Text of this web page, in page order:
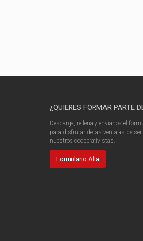
¿QUIERES FORMAR PARTE
Descarga, rellena y envíanos el
para disfrutar de las ventajas de ser
nuestros cooperativistas.
Formulario Alta